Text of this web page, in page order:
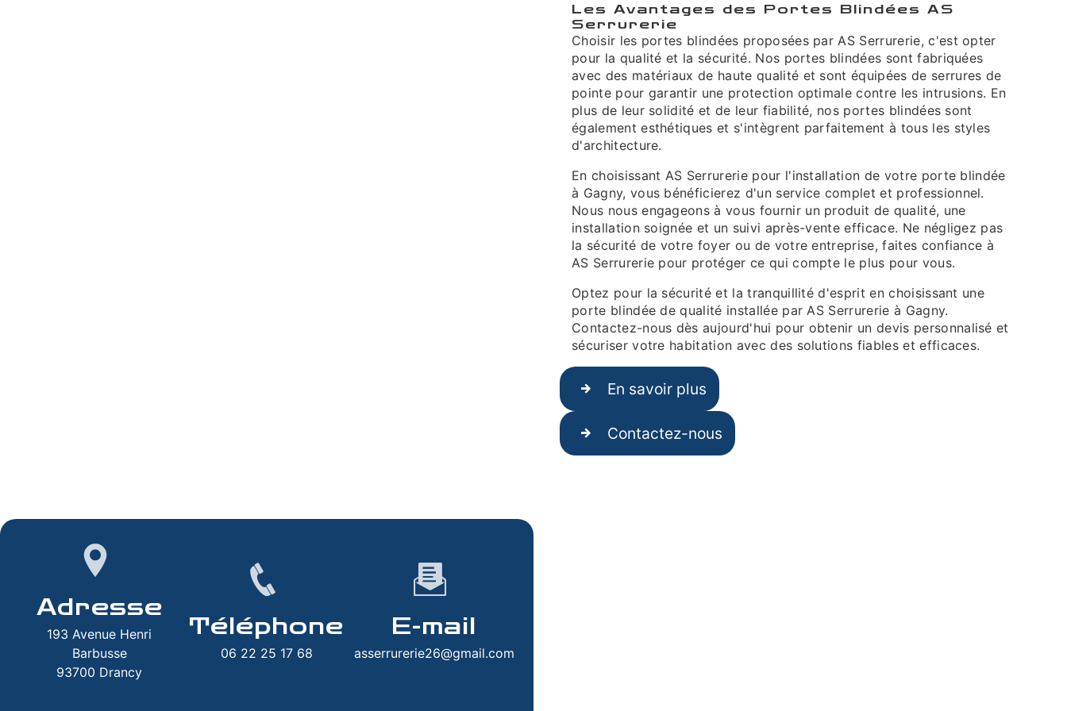
Les Avantages des Portes Blindées AS
Serrurerie
Choisir les portes blindées proposées par AS Serrurerie, c'est opter
pour la qualité et la sécurité. Nos portes blindées sont fabriquées
avec des matériaux de haute qualité et sont équipées de serrures de
pointe pour garantir une protection optimale contre les intrusions. En
plus de leur solidité et de leur fiabilité, nos portes blindées sont
également esthétiques et s'intègrent parfaitement à tous les styles
d'architecture.
En choisissant AS Serrurerie pour l'installation de votre porte blindée
à Gagny, vous bénéficierez d'un service complet et professionnel.
Nous nous engageons à vous fournir un produit de qualité, une
installation soignée et un suivi après-vente efficace. Ne négligez pas
la sécurité de votre foyer ou de votre entreprise, faites confiance à
AS Serrurerie pour protéger ce qui compte le plus pour vous.
Optez pour la sécurité et la tranquillité d'esprit en choisissant une
porte blindée de qualité installée par AS Serrurerie à Gagny.
Contactez-nous dès aujourd'hui pour obtenir un devis personnalisé et
sécuriser votre habitation avec des solutions fiables et efficaces.
En savoir plus
Contactez-nous
Adresse
193 Avenue Henri
Barbusse
93700 Drancy
Téléphone
06 22 25 17 68
E-mail
asserrurerie26@gmail.com